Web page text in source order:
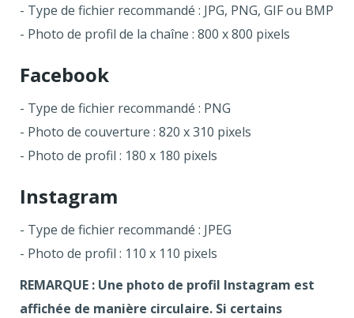
- Type de fichier recommandé : JPG, PNG, GIF ou BMP
- Photo de profil de la chaîne : 800 x 800 pixels
Facebook
- Type de fichier recommandé : PNG
- Photo de couverture : 820 x 310 pixels
- Photo de profil : 180 x 180 pixels
Instagram
- Type de fichier recommandé : JPEG
- Photo de profil : 110 x 110 pixels
REMARQUE : Une photo de profil Instagram est
affichée de manière circulaire. Si certains